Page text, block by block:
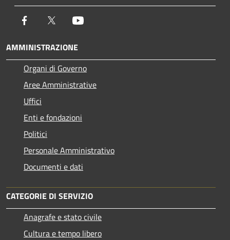
Facebook Twitter
AMMINISTRAZIONE
Organi di Governo
Aree Amministrative
Uffici
Enti e fondazioni
Politici
Personale Amministrativo
Documenti e dati
CATEGORIE DI SERVIZIO
Anagrafe e stato civile
Cultura e tempo libero